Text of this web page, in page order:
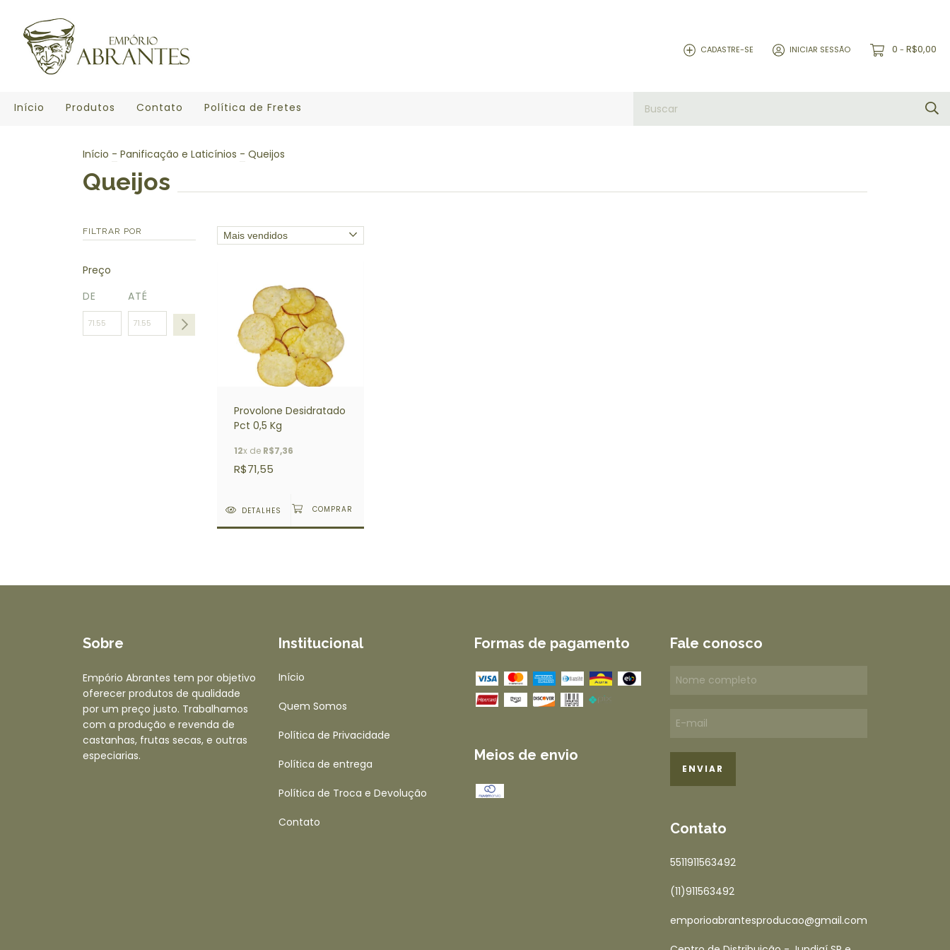
CADASTRE-SE INICIAR SESSÃO 0 - R$0,00
Início Produtos Contato Política de Fretes
Início - Panificação e Laticínios - Queijos
Queijos
FILTRAR POR
Preço
DE
ATÉ
Provolone Desidratado
Pct 0,5 Kg
12x de R$7,36
R$71,55
DETALHES
Sobre
Empório Abrantes tem por objetivo
oferecer produtos de qualidade
por um preço justo. Trabalhamos
com a produção e revenda de
castanhas, frutas secas, e outras
especiarias.
Institucional
Início
Quem Somos
Política de Privacidade
Política de entrega
Política de Troca e Devolução
Contato
Formas de pagamento
Meios de envio
Fale conosco
Contato
5511911563492
(11)911563492
emporioabrantesproducao@gmail.com